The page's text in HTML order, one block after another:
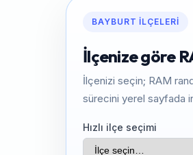
BAYBURT İLÇELERI
İlçenize göre
İlçenizi seçin; RAM
sürecini yerel sayfada
Hızlı ilçe seçimi